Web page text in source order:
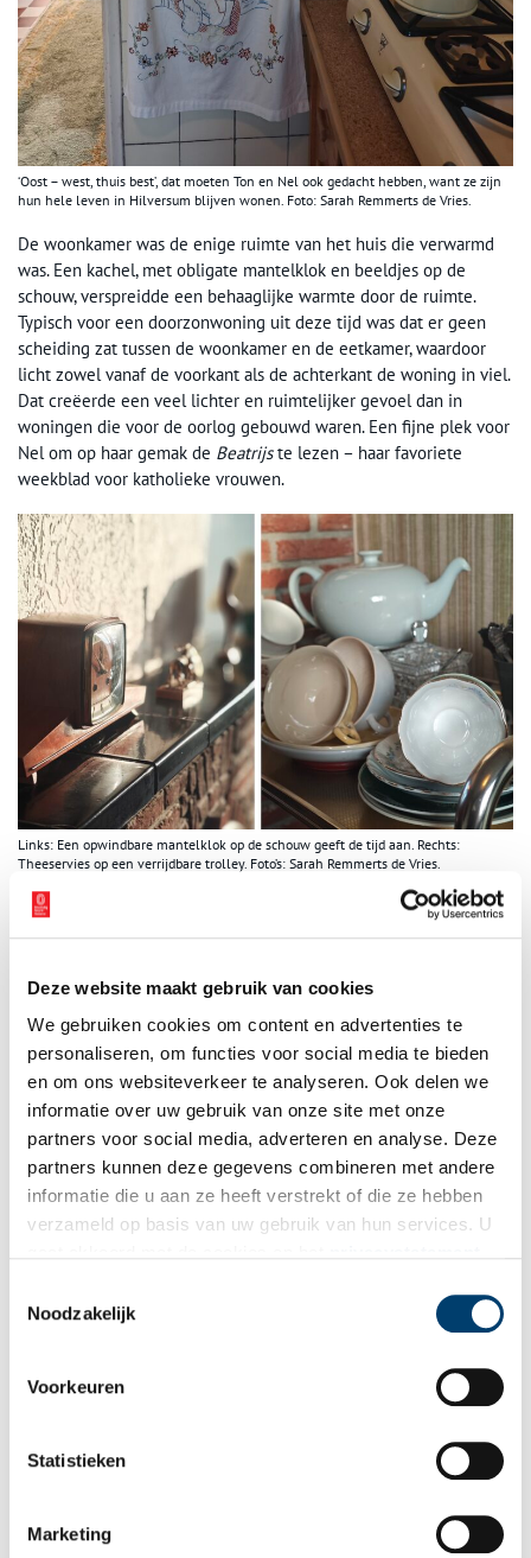
Deze website maakt gebruik van cookies
We gebruiken cookies om content en advertenties te
personaliseren, om functies voor social media te bieden
en om ons websiteverkeer te analyseren. Ook delen we
informatie over uw gebruik van onze site met onze
partners voor social media, adverteren en analyse. Deze
partners kunnen deze gegevens combineren met andere
informatie die u aan ze heeft verstrekt of die ze hebben
verzameld op basis van uw gebruik van hun services. U
Noodzakelijk
Voorkeuren
Statistieken
Marketing
‘Oost – west, thuis best’, dat moeten Ton en Nel ook gedacht hebben, want ze zijn
hun hele leven in Hilversum blijven wonen. Foto: Sarah Remmerts de Vries.
De woonkamer was de enige ruimte van het huis die verwarmd
was. Een kachel, met obligate mantelklok en beeldjes op de
schouw, verspreidde een behaaglijke warmte door de ruimte.
Typisch voor een doorzonwoning uit deze tijd was dat er geen
scheiding zat tussen de woonkamer en de eetkamer, waardoor
licht zowel vanaf de voorkant als de achterkant de woning in viel.
Dat creëerde een veel lichter en ruimtelijker gevoel dan in
woningen die voor de oorlog gebouwd waren. Een fijne plek voor
Nel om op haar gemak de Beatrijste lezen – haar favoriete
weekblad voor katholieke vrouwen.
Links: Een opwindbare mantelklok op de schouw geeft de tijd aan. Rechts:
Theeservies op een verrijdbare trolley. Foto’s: Sarah Remmerts de Vries.
Huwelijksvreugd
fabriek uit Huizen en aan de muren hangt behang van Rath en
Doodeheefver. Heel modieus was het slaapkamer ameublement
van Ton en Nel, bestaande uit het bed, de nachtkastjes, een
kaptafel en een kledingkast. Zo’n bij elkaar passende set was
destijds een van de belangrijkste aankopen van een pasgetrouwd
stel. In hun slaapkamer zijn nog veel meer verwijzingen naar hun
huwelijk te vinden. Niet alleen prijkt boven de kaptafel een
glamourfoto van Nel in haar trouwjurk, maar ze bewaarde ook de
ingelijste trouwakte in haar nachtkastje.